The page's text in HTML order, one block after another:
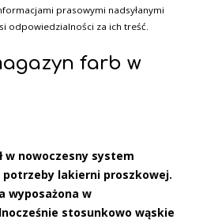
prasowymi nadsyłanymi
odpowiedzialności za ich treść.
farb w
w nowoczesny system
lakierni proszkowej.
wyposażona w
stosunkowo wąskie